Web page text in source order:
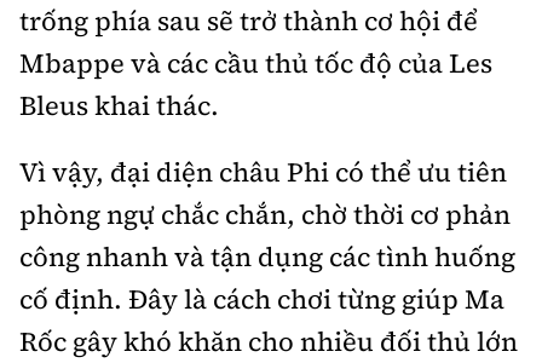
trống phía sau sẽ trở thành cơ hội để
Mbappe và các cầu thủ tốc độ của Les
Bleus khai thác.
Vì vậy, đại diện châu Phi có thể ưu tiên
phòng ngự chắc chắn, chờ thời cơ phản
công nhanh và tận dụng các tình huống
cố định. Đây là cách chơi từng giúp Ma
Rốc gây khó khăn cho nhiều đối thủ lớn